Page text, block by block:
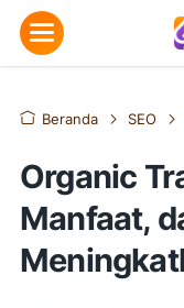
Beranda SEO
Organic
Manfaat,